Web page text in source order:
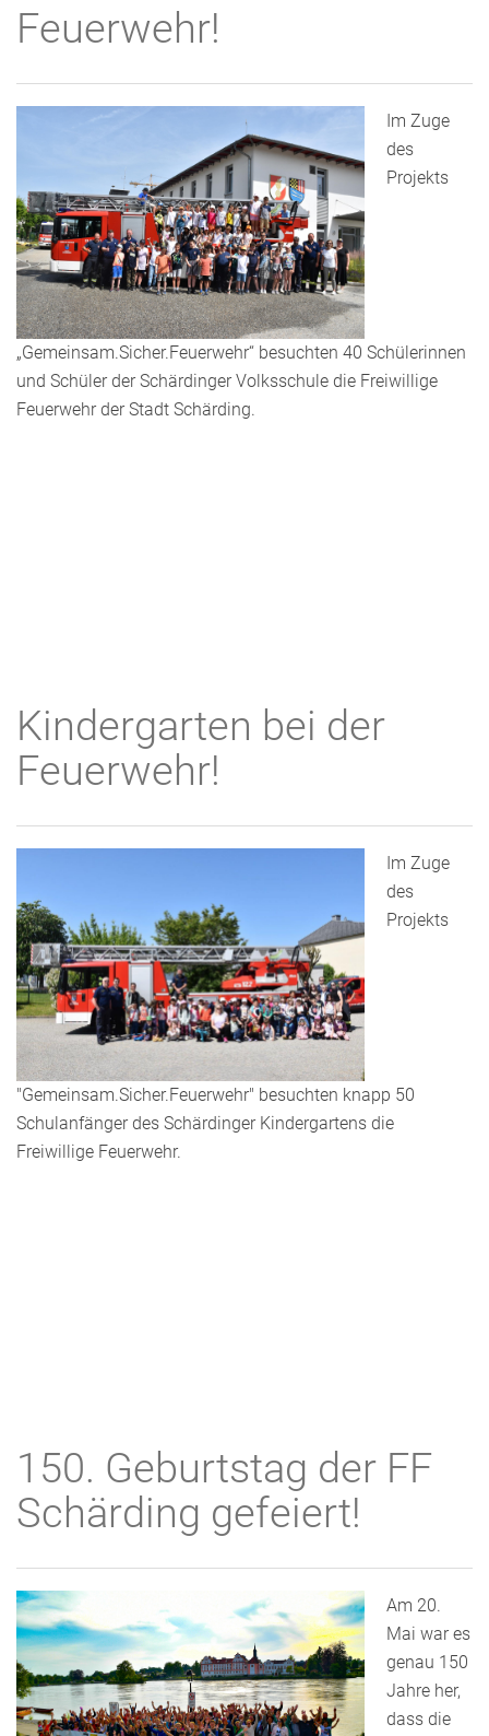
Feuerwehr!
Im Zuge
des
Projekts
„Gemeinsam.Sicher.Feuerwehr“ besuchten 40 Schülerinnen
und Schüler der Schärdinger Volksschule die Freiwillige
Feuerwehr der Stadt Schärding.
Kindergarten bei der
Feuerwehr!
Im Zuge
des
Projekts
"Gemeinsam.Sicher.Feuerwehr" besuchten knapp 50
Schulanfänger des Schärdinger Kindergartens die
Freiwillige Feuerwehr.
150. Geburtstag der FF
Schärding gefeiert!
Am 20.
Mai war es
genau 150
Jahre her,
dass die